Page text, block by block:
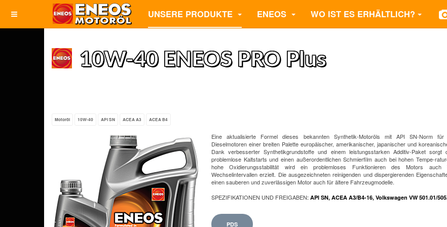
UNSERE PRODUKTE ENEOS WO IST ES ERHÄLTLICH?
10W-40 ENEOS PRO Plus
Motoröl 10W-40 API SN ACEA A3 ACEA B4
Eine aktualisierte Formel dieses bekannten Synthetik-Motoröls mit API SN-Norm
Dieselmotoren einer breiten Palette europäischer, amerikanischer, japanischer und
Dank verbesserter Synthetikgrundstoffe und einem leistungsstarken Additiv-Paket
problemlose Kaltstarts und einen außerordentlichen Schmierfilm auch bei hohen Tempe-
hohe Oxidierungsstabilität wird ein problemloses Funktionieren des Motors auch
Wechselintervallen erzielt. Die ausgezeichneten reinigenden und dispergierenden
einen sauberen und zuverlässigen Motor auch für ältere Fahrzeugmodelle.
SPEZIFIKATIONEN UND FREIGABEN: API SN, ACEA A3/B4-16, Volkswagen VW 501.01/
PDS